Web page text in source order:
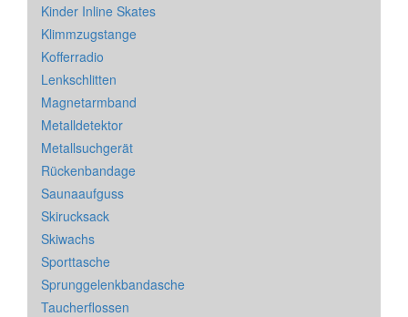
Kinder Inline Skates
Klimmzugstange
Kofferradio
Lenkschlitten
Magnetarmband
Metalldetektor
Metallsuchgerät
Rückenbandage
Saunaaufguss
Skirucksack
Skiwachs
Sporttasche
Sprunggelenkbandasche
Taucherflossen